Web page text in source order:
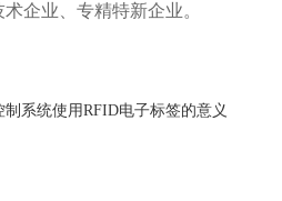
企业、专精特新企业。
制系统使用RFID电子标签的意义